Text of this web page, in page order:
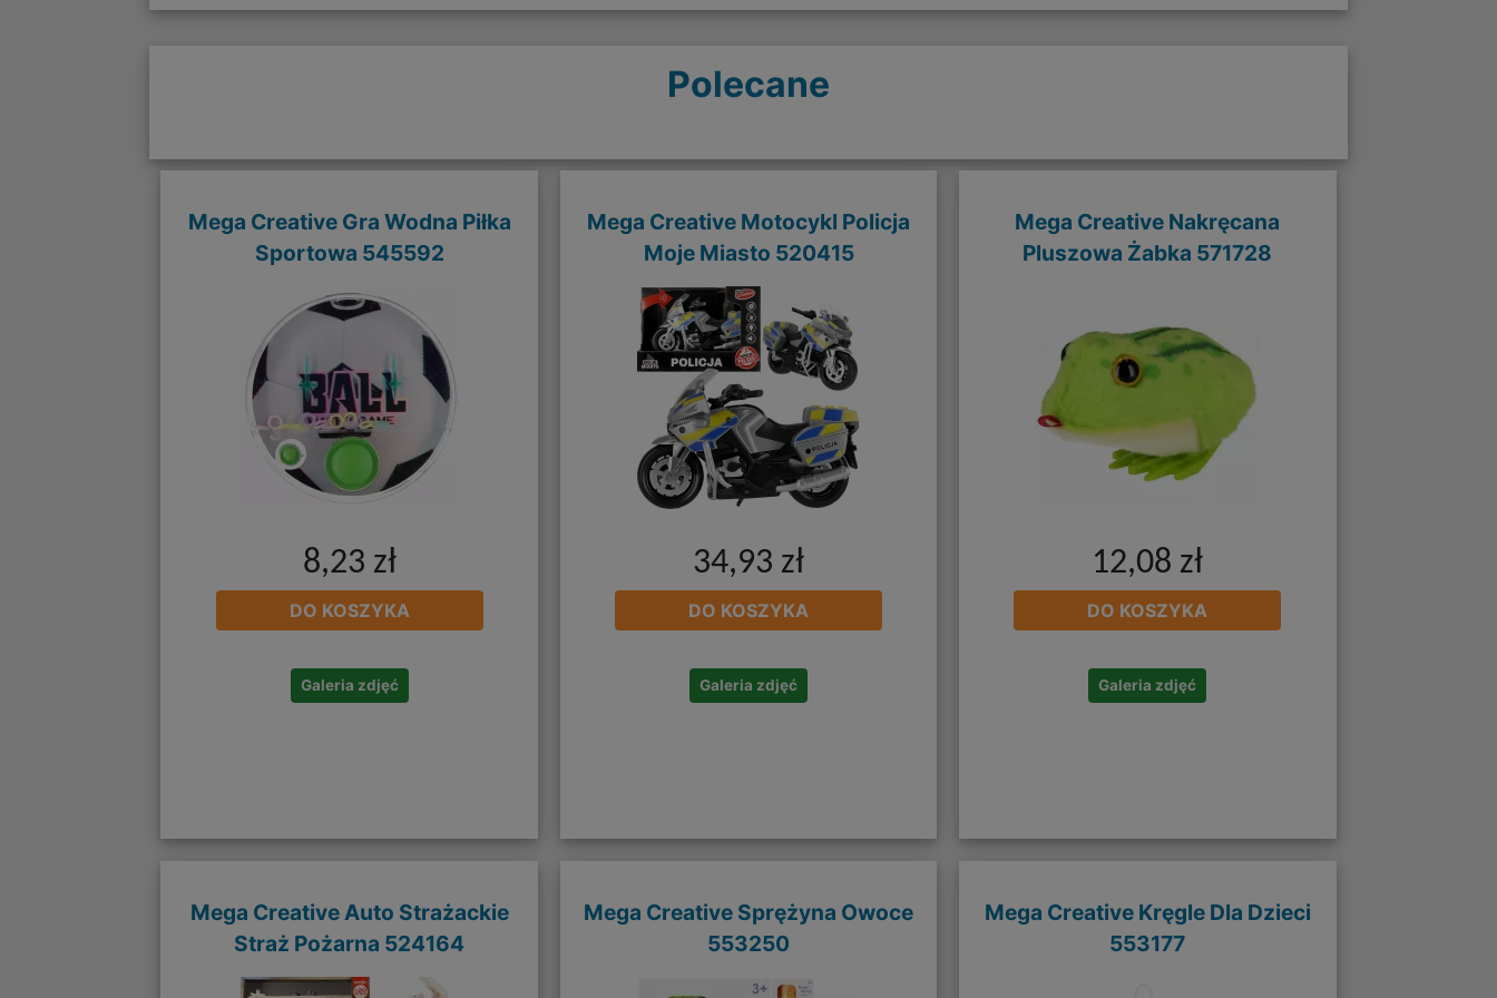
Polecane
Mega Creative Gra Wodna Piłka
Sportowa 545592
8,23 zł
DO KOSZYKA
Galeria zdjęć
Mega Creative Motocykl Policja
Moje Miasto 520415
34,93 zł
DO KOSZYKA
Galeria zdjęć
Mega Creative Nakręcana
Pluszowa Żabka 571728
12,08 zł
DO KOSZYKA
Galeria zdjęć
Mega Creative Auto Strażackie
Straż Pożarna 524164
Mega Creative Sprężyna Owoce
553250
Mega Creative Kręgle Dla Dzieci
553177